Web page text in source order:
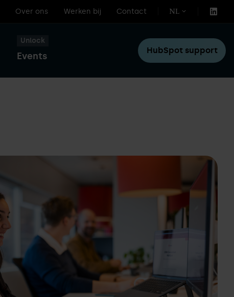
Over ons Werken bij Contact NL
Unlock
Events HubSpot support